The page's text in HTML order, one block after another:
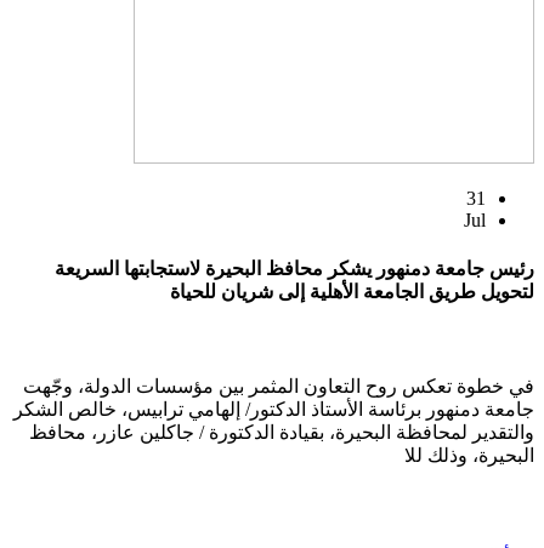
31
Jul
رئيس جامعة دمنهور يشكر محافظ البحيرة لاستجابتها السريعة
لتحويل طريق الجامعة الأهلية إلى شريان للحياة
في خطوة تعكس روح التعاون المثمر بين مؤسسات الدولة، وجّهت
جامعة دمنهور برئاسة الأستاذ الدكتور/ إلهامي ترابيس، خالص الشكر
والتقدير لمحافظة البحيرة، بقيادة الدكتورة / جاكلين عازر، محافظ
البحيرة، وذلك للا